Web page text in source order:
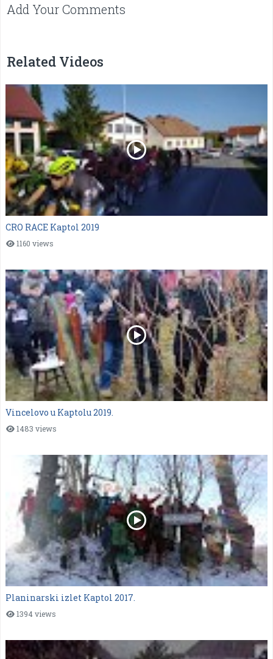
Add Your Comments
Related Videos
CRO RACE Kaptol 2019
1160 views
Vincelovo u Kaptolu 2019.
1483 views
Planinarski izlet Kaptol 2017.
1394 views